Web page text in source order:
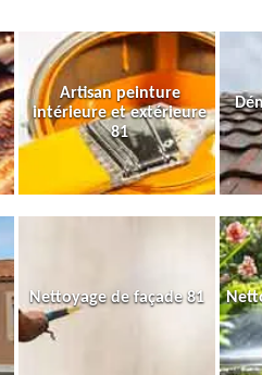
Artisan peinture
intérieure et extérieure
81
Nettoyage de façade 81